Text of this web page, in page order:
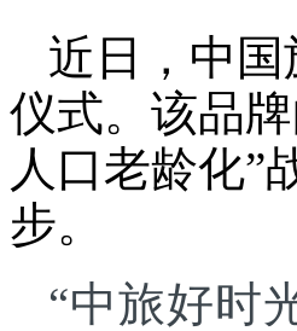
近日，中
仪式。该品
人口老龄化”
步。
“中旅好时